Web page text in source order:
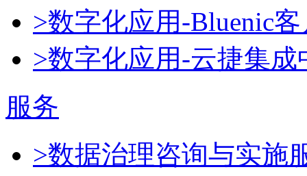
>数字化应用-Bluenic
>数字化应用-云捷集成
服务
>数据治理咨询与实施